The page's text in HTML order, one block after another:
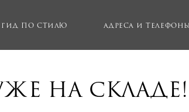
Гид по стилю Адреса и телефоны
на складе!